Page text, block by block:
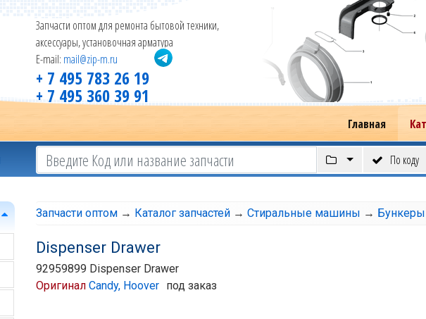
Запчасти оптом для ремонта бытовой техники,
аксессуары, установочная арматура
E-mail: mail@zip-m.ru
+ 7 495 783 26 19
+ 7 495 360 39 91
Главная
По коду
Запчасти оптом → Каталог запчастей → Стиральные машины →
Dispenser Drawer
92959899 Dispenser Drawer
Оригинал Candy, Hoover под заказ